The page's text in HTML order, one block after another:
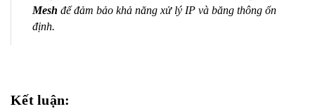
Mesh để đảm bảo khả năng xử lý IP và băng thông ổn
định.
Kết luận: